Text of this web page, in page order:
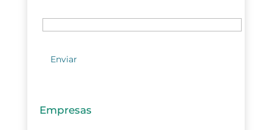
Empresas